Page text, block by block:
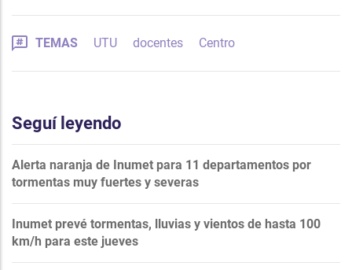
TEMAS UTU docentes Centro
Seguí leyendo
Alerta naranja de Inumet para 11 departamentos por
tormentas muy fuertes y severas
Inumet prevé tormentas, lluvias y vientos de hasta 100
km/h para este jueves